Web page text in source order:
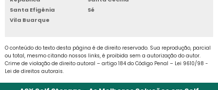
É possível afirmar que o armazenamento de
saúde financeira da empresa, mantendo o
negócio seguro ao oferecer aos seus gestores
uma visualização completa da situação de
fluxo que a empresa está naquele momento.
BOX PARA GUARDAR MÓVEIS
BOX SELF STORAGE
CUSTO ARMAZENAGEM ESTOQUE
Santa Efigênia
Sé
Vila Buarque
O conteúdo do texto desta página é de direito reservado. Sua reprodução, parcial
ou total, mesmo citando nossos links, é proibida sem a autorização do autor.
Crime de violação de direito autoral – artigo 184 do Código Penal – Lei 9610/98 -
Lei de direitos autorais.